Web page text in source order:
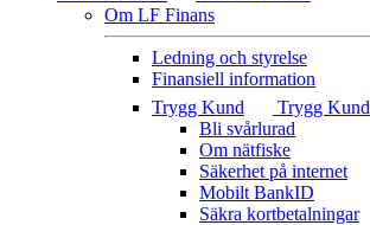
Om LF Finans
Ledning och styrelse
Finansiell information
Trygg Kund
Trygg Kund
Bli svårlurad
Om nätfiske
Säkerhet på internet
Mobilt BankID
Säkra kortbetalningar